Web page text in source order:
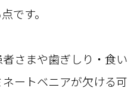
点です。
さまや歯ぎしり・食い
ートベニアが欠ける可